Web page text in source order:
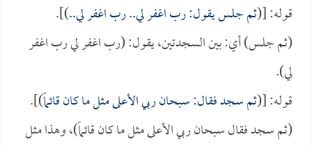
قوله: [(ثم جلس يقول: رب اغفر لي.. رب اغفر لي..)].
(ثم جلس) أي: بين السجدتين، يقول: (رب اغفر لي رب اغفر
لي).
قوله: [(ثم سجد فقال: سبحان ربي الأعلى مثل ما كان قائماً)].
(ثم سجد فقال سبحان ربي الأعلى مثل ما كان قائماً)، وهذا مثل